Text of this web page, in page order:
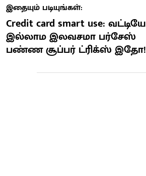
இதையும் படியுங்கள்:
Credit card smart use: வட்டியே
இல்லாம இலவசமா பர்சேஸ்
பண்ண சூப்பர் ட்ரிக்ஸ் இதோ!